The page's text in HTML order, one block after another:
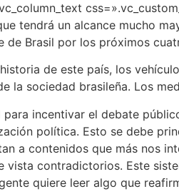
tendrá un alcance mucho
de Brasil por los próximos
de este país, los
la sociedad brasileña. Los
para incentivar el debate
política. Esto se debe
a contenidos que más nos
vista contradictorios. Este
quiere leer algo que